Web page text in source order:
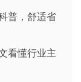
普，舒适省
看懂行业主